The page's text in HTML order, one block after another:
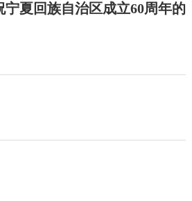
夏回族自治区成立60周年的